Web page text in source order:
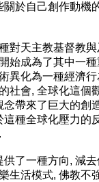
關於自己創作動機
對天主教基督教
始成為了其中一
異化為一種經濟
社會, 全球化這個
念帶來了巨大的創
種全球化壓力的
了一種方向, 減
生活模式, 佛教不